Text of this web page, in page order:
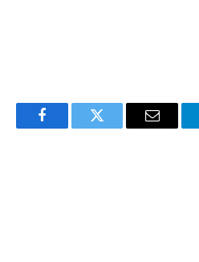
FacebookTwitter Email